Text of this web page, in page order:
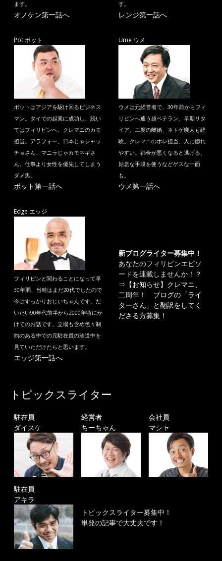
ます。
オノケン第一話へ
す。
レンジ第一話へ
Pot ポット
ポットはアジアを駆け回るビジネス
マン。タイでの起業に成功し、続い
てはフィリピンへ。クレマニのカモ
担当。アラフォー。日本じゃシャッ
チョさん、マニラじゃカモネギさ
ん。仕事より女性を優先してしまう
ダメ男。
ポット第一話へ
Ume ウメ
ウメは元経営者で、30年前からフィ
リピンへ通う超ベテラン。早期リタ
イア、二度の離婚、ネトゲ廃人も経
験。クレマニのホレ担当。人に惚れ
やすい。都合が悪くなると逃げる、
姑息な手段を使うなどゲスな一面
も。
ウメ第一話へ
Edge エッジ
フィリピンと関わることになって早
30年弱、当時はまだ20代でしたので
今はすっかりおじいちゃんです。だ
いたい90年代前半から2000年頃にか
けてのお話です。立場も含め色々制
約のある中での元駐在員の珍道中を
見ていただけたらと思います。
エッジ第一話へ
新ブログライター募集中！
あなたのフィリピンエピソ
ードを連載しませんか！？
⇒ 【お知らせ】クレマニ、
二周年！ ブログの「ライ
ターさん」と翻訳をしてく
ださる方募集！
トピックスライター
駐在員
ダイスケ
経営者
ちーちゃん
会社員
マシャ
駐在員
アキラ
トピックスライター募集中！
単発の記事で大丈夫です！